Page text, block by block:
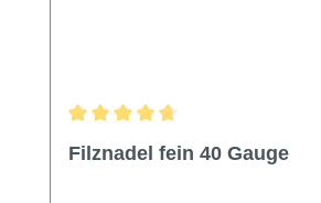
Filznadel fein 40 Gauge